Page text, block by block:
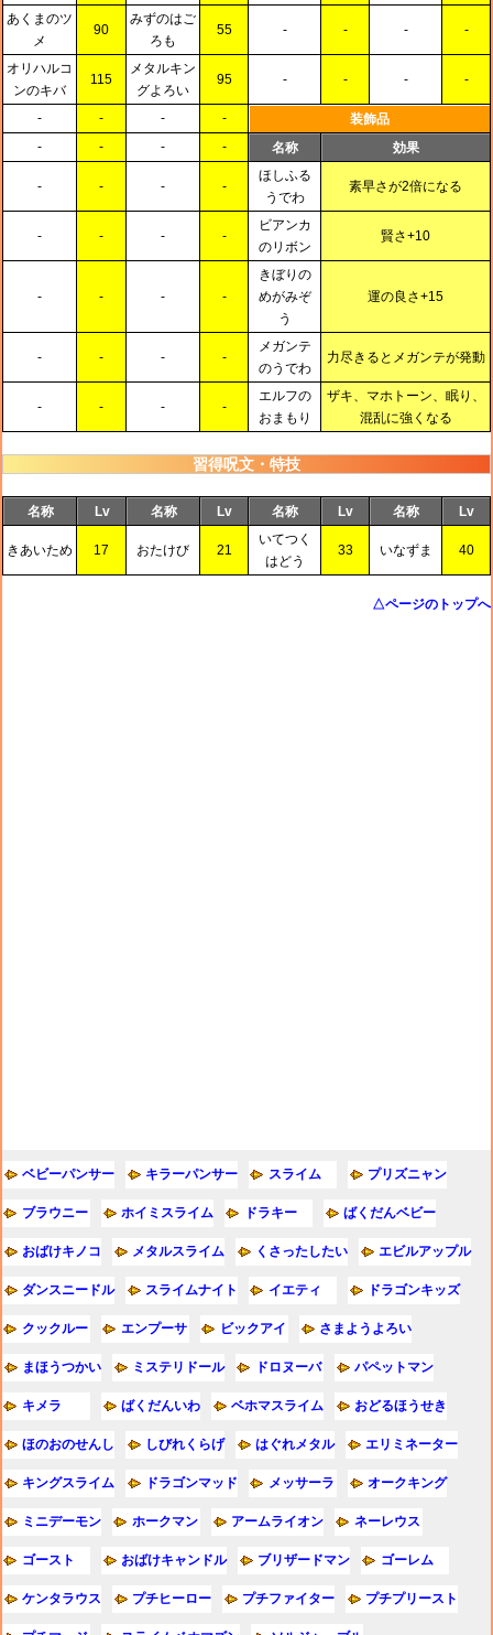
あくまのツ
メ
90
みずのはご
ろも
55 - - - -
オリハルコ
ンのキバ
115
メタルキン
グよろい
95 - - - -
- - - -
装飾品
-
- - - 名称 効果
- - - -
ほしふる
うでわ
素早さが2倍になる
- - - -
ビアンカ
のリボン
賢さ+10
- - - -
きぼりの
めがみぞ
う
運の良さ+15
- - - -
メガンテ
のうでわ
力尽きるとメガンテが発動
- - - -
エルフの
おまもり
ザキ、マホトーン、眠り、
混乱に強くなる
習得呪文・特技
名称 Lv 名称 Lv 名称 Lv 名称 Lv
きあいため 17 おたけび 21
いてつく
はどう
33 いなずま 40
△ページのトップへ
ベビーパンサー キラーパンサー スライム プリズニャン
ブラウニー ホイミスライム ドラキー ばくだんベビー
おばけキノコ メタルスライム くさったしたい エビルアップル
ダンスニードル スライムナイト イエティ ドラゴンキッズ
クックルー エンプーサ ビックアイ さまようよろい
まほうつかい ミステリドール ドロヌーバ パペットマン
キメラ ばくだんいわ ベホマスライム おどるほうせき
ほのおのせんし しびれくらげ はぐれメタル エリミネーター
キングスライム ドラゴンマッド メッサーラ オークキング
ミニデーモン ホークマン アームライオン ネーレウス
ゴースト おばけキャンドル ブリザードマン ゴーレム
ケンタラウス プチヒーロー プチファイター プチプリースト